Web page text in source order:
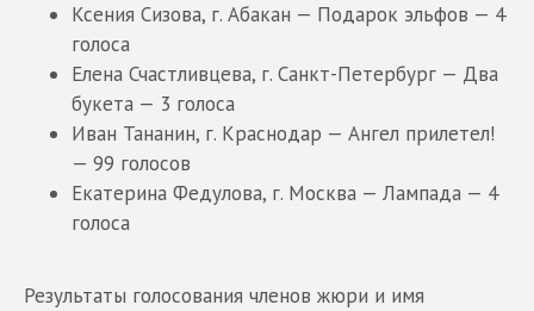
Ксения Сизова, г. Абакан — Подарок эльфов — 4
голоса
Елена Счастливцева, г. Санкт-Петербург — Два
букета — 3 голоса
Иван Тананин, г. Краснодар — Ангел прилетел!
— 99 голосов
Екатерина Федулова, г. Москва — Лампада — 4
голоса
Результаты голосования членов жюри и имя